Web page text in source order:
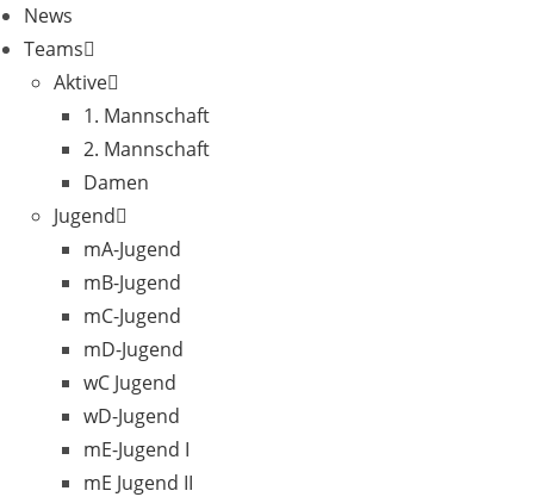
News
Teams
Aktive
1. Mannschaft
2. Mannschaft
Damen
Jugend
mA-Jugend
mB-Jugend
mC-Jugend
mD-Jugend
wC Jugend
wD-Jugend
mE-Jugend I
mE Jugend II